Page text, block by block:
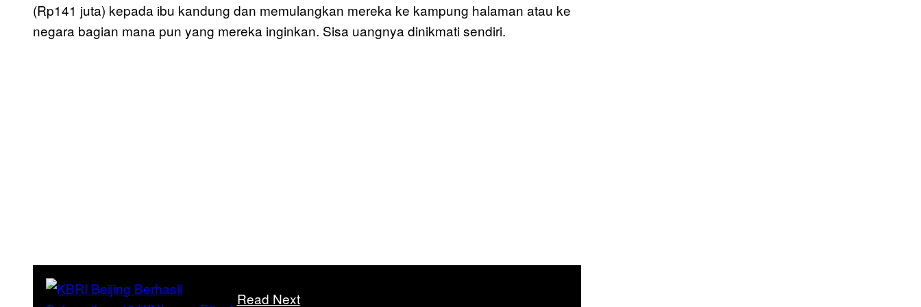
(Rp141 juta) kepada ibu kandung dan memulangkan mereka ke kampung halaman atau ke
negara bagian mana pun yang mereka inginkan. Sisa uangnya dinikmati sendiri.
Read Next